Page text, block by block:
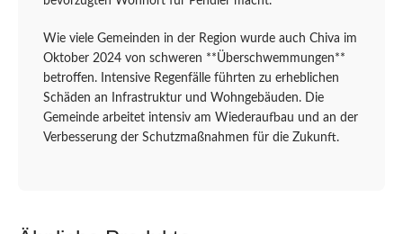
Wie viele Gemeinden in der Region wurde auch Chiva im
Oktober 2024 von schweren **Überschwemmungen**
betroffen. Intensive Regenfälle führten zu erheblichen
Schäden an Infrastruktur und Wohngebäuden. Die
Gemeinde arbeitet intensiv am Wiederaufbau und an der
Verbesserung der Schutzmaßnahmen für die Zukunft.